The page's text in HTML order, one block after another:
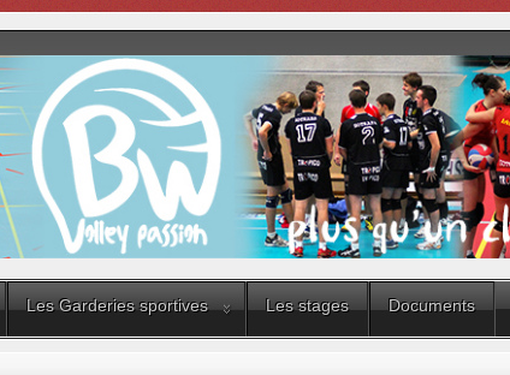
Les Garderies sportives Les stages Documents